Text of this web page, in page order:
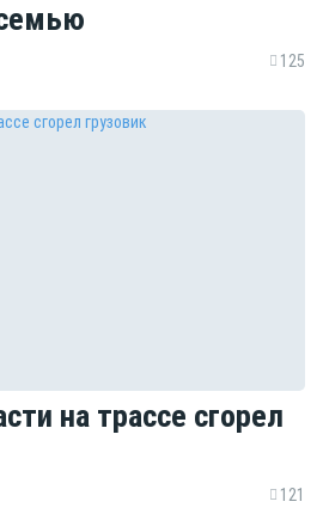
125
на трассе сгорел
121